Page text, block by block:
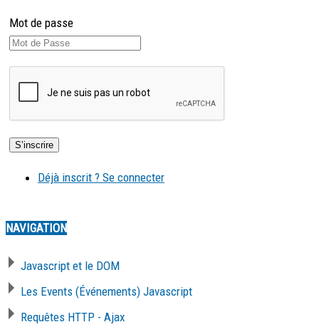
Mot de passe
Déjà inscrit ? Se connecter
NAVIGATION
Javascript et le DOM
Les Events (Événements) Javascript
Requêtes HTTP - Ajax